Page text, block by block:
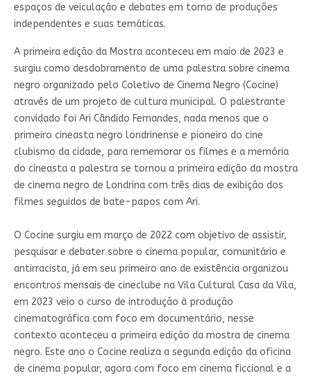
espaços de veiculação e debates em torno de produções
independentes e suas temáticas.
A primeira edição da Mostra aconteceu em maio de 2023 e
surgiu como desdobramento de uma palestra sobre cinema
negro organizado pelo Coletivo de Cinema Negro (Cocine)
através de um projeto de cultura municipal. O palestrante
convidado foi Ari Cândido Fernandes, nada menos que o
primeiro cineasta negro londrinense e pioneiro do cine
clubismo da cidade, para rememorar os filmes e a memória
do cineasta a palestra se tornou a primeira edição da mostra
de cinema negro de Londrina com três dias de exibição dos
filmes seguidos de bate-papos com Ari.
O Cocine surgiu em março de 2022 com objetivo de assistir,
pesquisar e debater sobre o cinema popular, comunitário e
antirracista, já em seu primeiro ano de existência organizou
encontros mensais de cineclube na Vila Cultural Casa da Vila,
em 2023 veio o curso de introdução à produção
cinematográfica com foco em documentário, nesse
contexto aconteceu a primeira edição da mostra de cinema
negro. Este ano o Cocine realiza a segunda edição da oficina
de cinema popular, agora com foco em cinema ficcional e a